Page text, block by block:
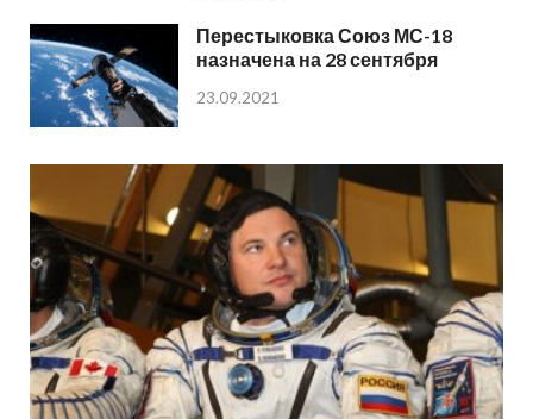
Перестыковка Союз МС-18
назначена на 28 сентября
23.09.2021